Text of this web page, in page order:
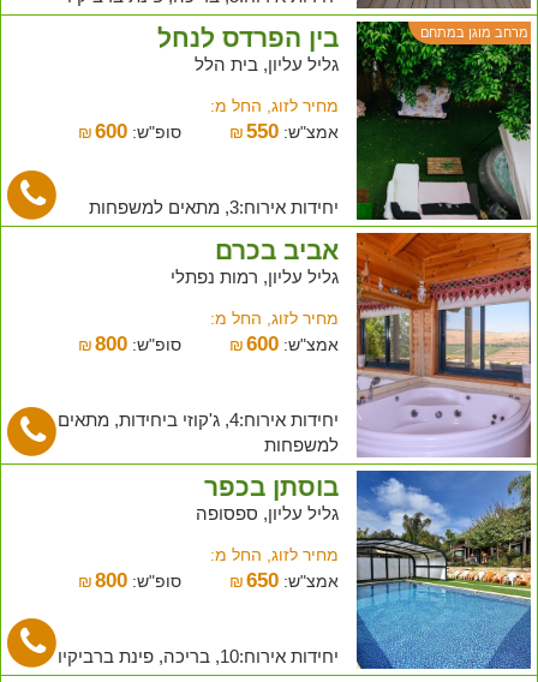
מרחב מוגן במתחם בין הפרדס לנחל
גליל עליון, בית הלל
מחיר לזוג, החל מ:
אמצ"ש:
₪550 סופ"ש: ₪ 600
יחידות אירוח:3, מתאים למשפחות
אביב בכרם
גליל עליון, רמות נפתלי
מחיר לזוג, החל מ:
אמצ"ש:
₪600 סופ"ש: ₪ 800
יחידות אירוח:4, ג'קוזי ביחידות, מתאים
למשפחות
בוסתן בכפר
גליל עליון, ספסופה
מחיר לזוג, החל מ:
אמצ"ש:
₪650 סופ"ש: ₪ 800
יחידות אירוח:10, בריכה, פינת ברביקיו